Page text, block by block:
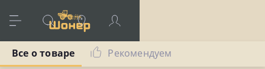
Все о товаре Рекомендуем